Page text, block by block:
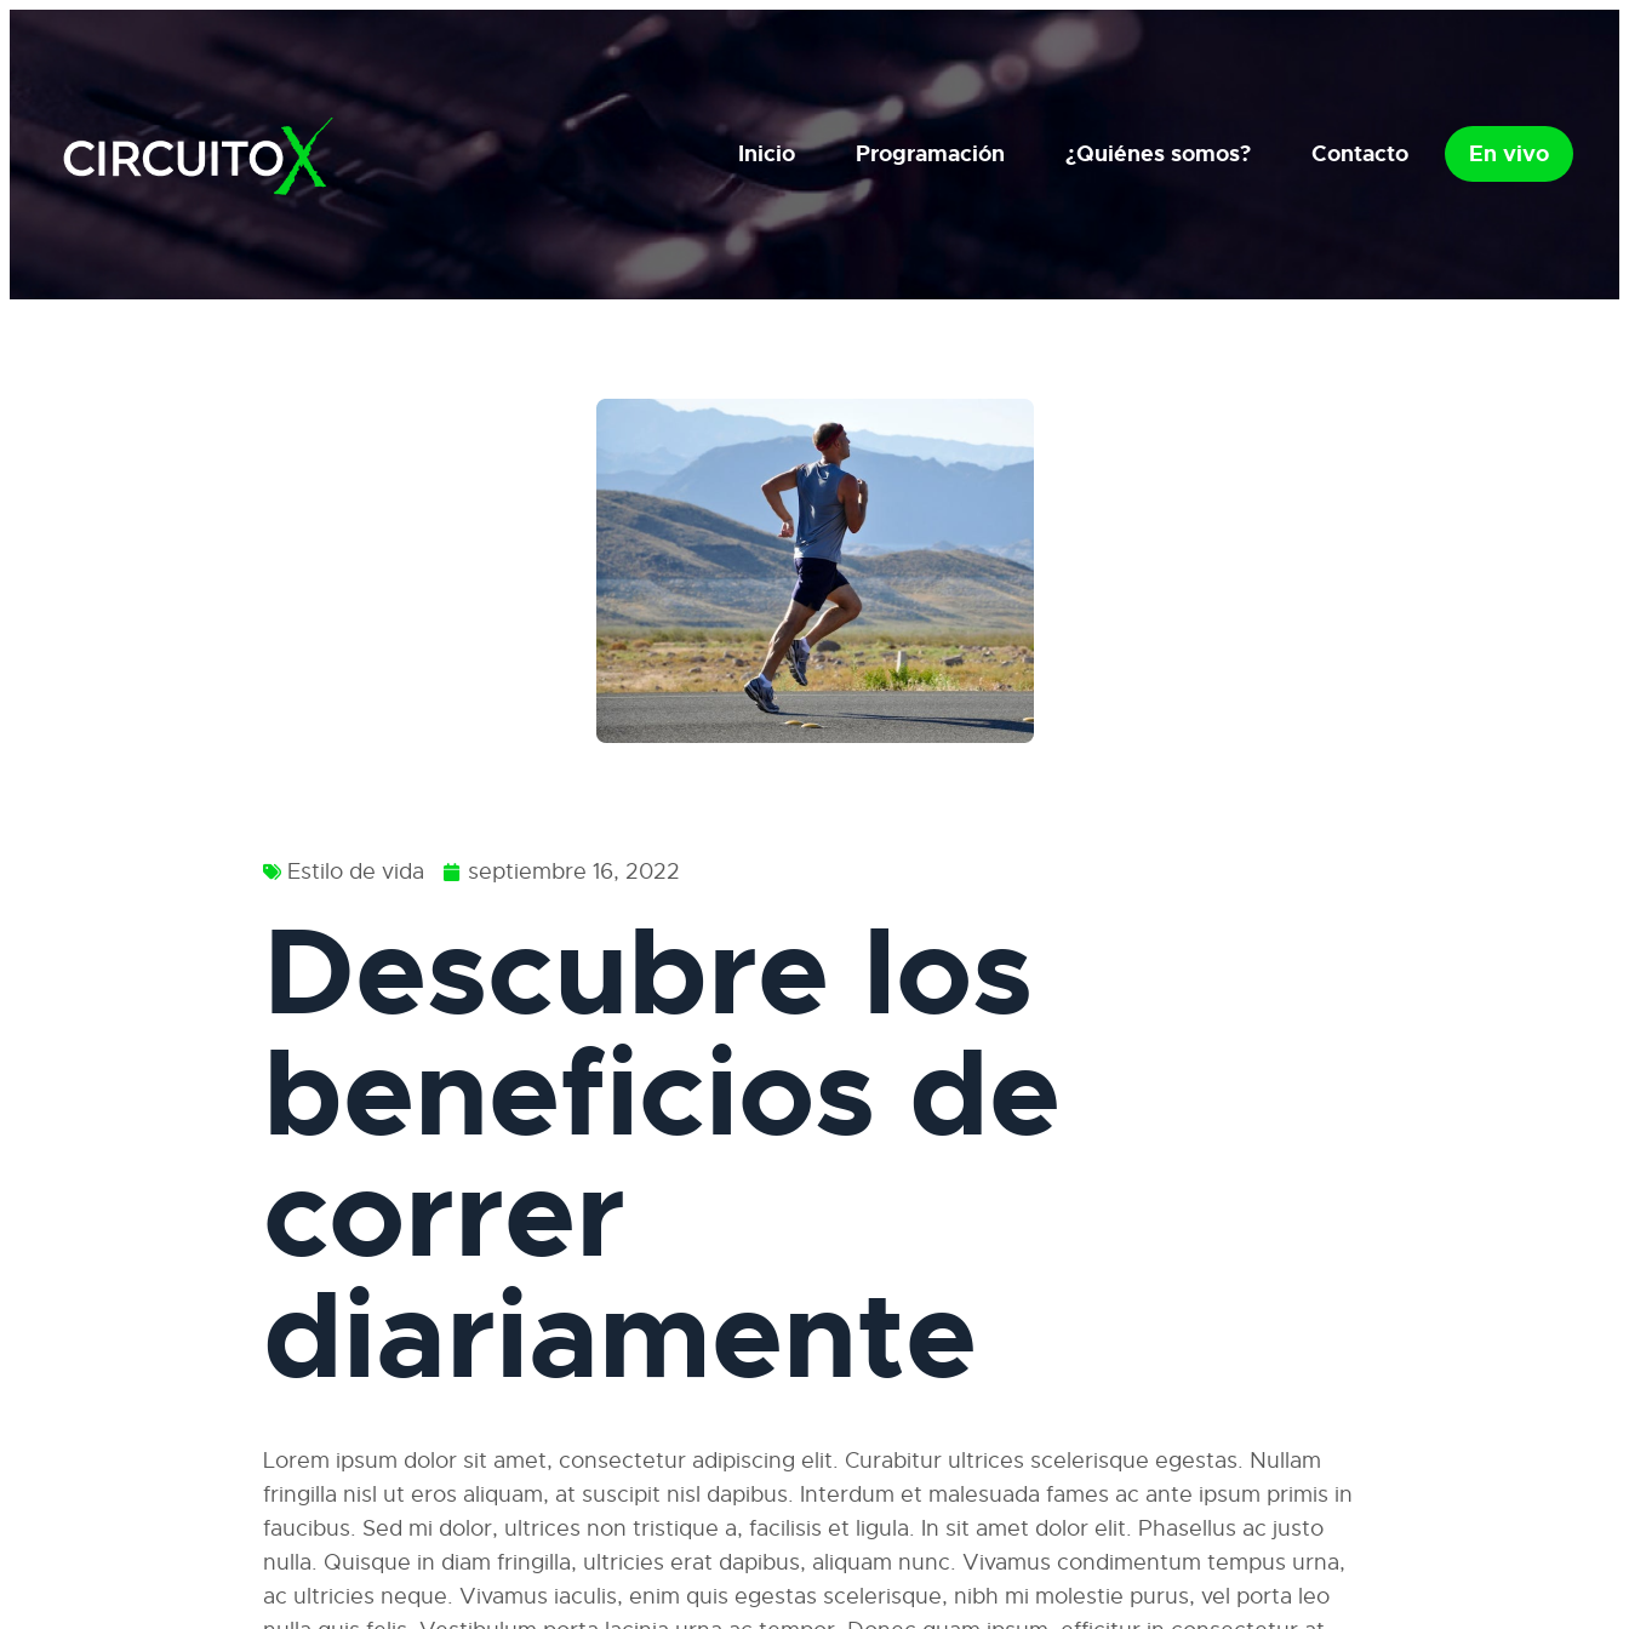
Inicio Programación ¿Quiénes somos? Contacto En vivo
Estilo de vida septiembre 16, 2022
Descubre los
beneficios de
correr
diariamente
Lorem ipsum dolor sit amet, consectetur adipiscing elit. Curabitur ultrices scelerisque egestas. Nullam
fringilla nisl ut eros aliquam, at suscipit nisl dapibus. Interdum et malesuada fames ac ante ipsum primis in
faucibus. Sed mi dolor, ultrices non tristique a, facilisis et ligula. In sit amet dolor elit. Phasellus ac justo
nulla. Quisque in diam fringilla, ultricies erat dapibus, aliquam nunc. Vivamus condimentum tempus urna,
ac ultricies neque. Vivamus iaculis, enim quis egestas scelerisque, nibh mi molestie purus, vel porta leo